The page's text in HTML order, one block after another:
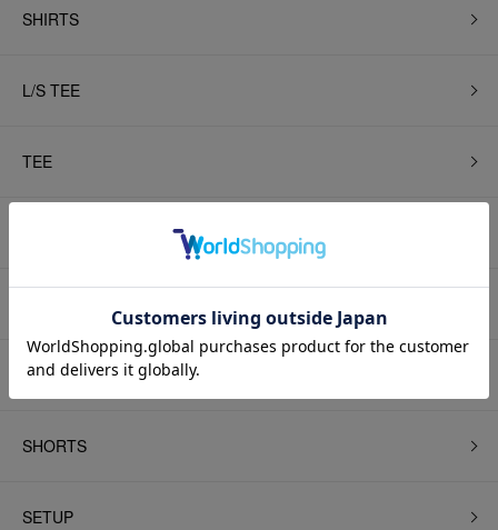
SHIRTS
L/S TEE
TEE
OTHER PANTS
SHORTS
SETUP